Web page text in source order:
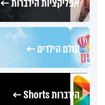
עולם הילדים ←
הידברות Shorts ←